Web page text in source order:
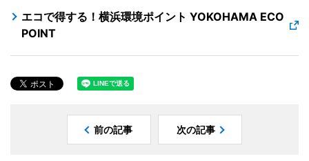
エコで得する！横浜環境ポイント YOKOHAMA ECO
POINT
前の記事 次の記事